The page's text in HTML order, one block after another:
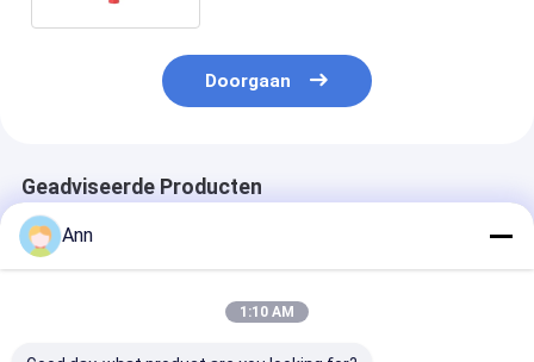
Doorgaan
Geadviseerde Producten
Ann
1:10 AM